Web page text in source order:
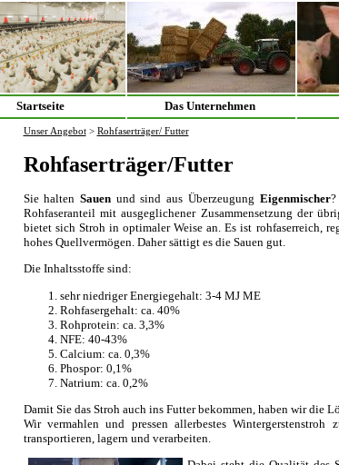
Startseite Das Unternehmen
Unser Angebot > Rohfaserträger/ Futter
Rohfaserträger/Futter
Sie halten Sauenund sind aus Überzeugung Eigenmischer?
Rohfaseranteil mit ausgeglichener Zusammensetzung der
bietet sich Stroh in optimaler Weise an. Es ist rohfaserreich,
hohes Quellvermögen. Daher sättigt es die Sauen gut.
Die Inhaltsstoffe sind:
sehr niedriger Energiegehalt: 3-4 MJ ME
Rohfasergehalt: ca. 40%
Rohprotein: ca. 3,3%
NFE: 40-43%
Calcium: ca. 0,3%
Phospor: 0,1%
Natrium: ca. 0,2%
Damit Sie das Stroh auch ins Futter bekommen, haben wir die
Wir vermahlen und pressen allerbestes
transportieren, lagern und verarbeiten.